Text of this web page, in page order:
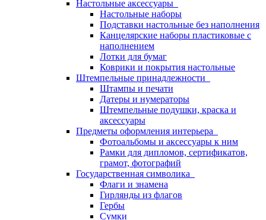
Настольные аксессуары
Настольные наборы
Подставки настольные без наполнения
Канцелярские наборы пластиковые с
наполнением
Лотки для бумаг
Коврики и покрытия настольные
Штемпельные принадлежности
Штампы и печати
Датеры и нумераторы
Штемпельные подушки, краска и
аксессуары
Предметы оформления интерьера
Фотоальбомы и аксессуары к ним
Рамки для дипломов, сертификатов,
грамот, фотографий
Государственная символика
Флаги и знамена
Гирлянды из флагов
Гербы
Сумки